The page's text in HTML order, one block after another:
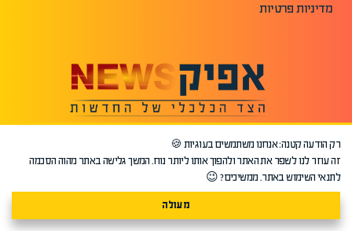
מדיניות פרטיות
רק הודעה קטנה: אנחנו משתמשים בעוגיות 🍪
זה עוזר לנו לשפר את האתר ולהפוך אותו ליותר נוח. המשך גלישה באתר מהוה הסכמה
לתנאי השימוש באתר. ממשיכים? 😉
מעולה